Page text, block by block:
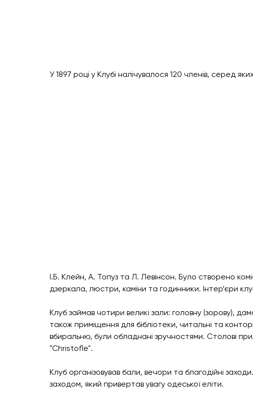
У 1897 році у Клубі налічувалося 120 членів, серед
І.Б. Клейн, А. Топуз та Л. Левінсон. Було створено
дзеркала, люстри, каміни та годинники. Інтер’єри
Клуб займав чотири великі зали: головну (зорову),
також приміщення для бібліотеки, читальні та
вбиральню, були обладнані зручностями. Столові
"Christofle".
Клуб організовував бали, вечори та благодійні
заходом, який привертав увагу одеської еліти.